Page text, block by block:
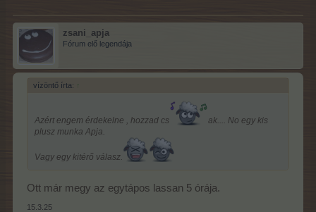
zsani_apja
Fórum elő legendája
vízöntő írta: ↑
Azért engem érdekelne , hozzad cs
ak.... No egy kis
plusz munka Apja.
Vagy egy kitérő válasz.
Ott már megy az egytápos lassan 5 órája.
15.3.25